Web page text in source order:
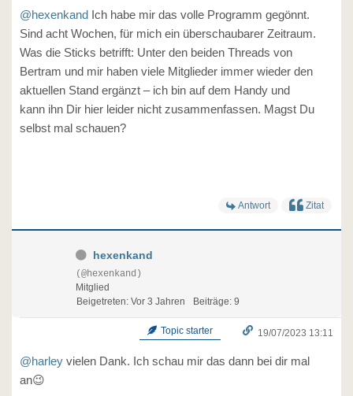
@hexenkand Ich habe mir das volle Programm gegönnt.
Sind acht Wochen, für mich ein überschaubarer Zeitraum.
Was die Sticks betrifft: Unter den beiden Threads von
Bertram und mir haben viele Mitglieder immer wieder den
aktuellen Stand ergänzt – ich bin auf dem Handy und
kann ihn Dir hier leider nicht zusammenfassen. Magst Du
selbst mal schauen?
Antwort Zitat
hexenkand
(@hexenkand)
Mitglied
Beigetreten: Vor 3 Jahren
Beiträge: 9
Topic starter 19/07/2023 13:11
@harley vielen Dank. Ich schau mir das dann bei dir mal
an😉